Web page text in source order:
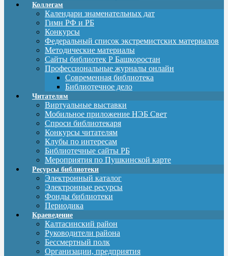
Коллегам
Календари знаменательных дат
Гимн РФ и РБ
Конкурсы
Федеральный список экстремистских материалов
Методические материалы
Сайты библиотек Р Башкоростан
Профессиональные журналы онлайн
Современная библиотека
Библиотечное дело
Читателям
Виртуальные выставки
Мобильное приложение НЭБ Свет
Спроси библиотекаря
Конкурсы читателям
Клубы по интересам
Библиотечные сайты РБ
Мероприятия по Пушкинской карте
Ресурсы библиотеки
Электронный каталог
Электронные ресурсы
Фонды библиотеки
Периодика
Краеведение
Калтасинский район
Руководители района
Бессмертный полк
Организации, предприятия